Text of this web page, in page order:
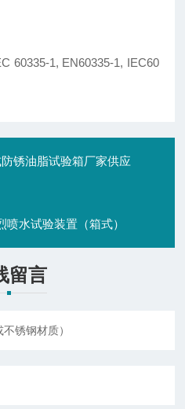
60335-1, EN60335-1, IEC60
锈油脂试验箱厂家供应
喷水试验装置（箱式）
留言